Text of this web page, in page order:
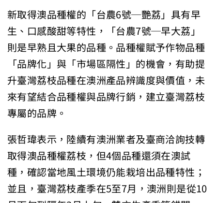
新取得澳品種權的「台農6號─艷荔」具有早
生、口感酸甜等特性，「台農7號─早大荔」
則是早熟且大果的品種。品種權賦予作物品種
「品牌化」與「市場區隔性」的機會，有助提
升臺灣荔枝品種在澳洲產品辨識度與價值，未
來有望結合品種權與品牌行銷，建立臺灣荔枝
專屬的品牌。
張哲瑋表示，陸續有澳洲業者及臺商洽詢技轉
取得澳品種權荔枝，但4個品種還須在澳試
種，確認當地風土環境仍能栽培出品種特性；
並且，臺灣荔枝產季在5至7月，澳洲則是從10